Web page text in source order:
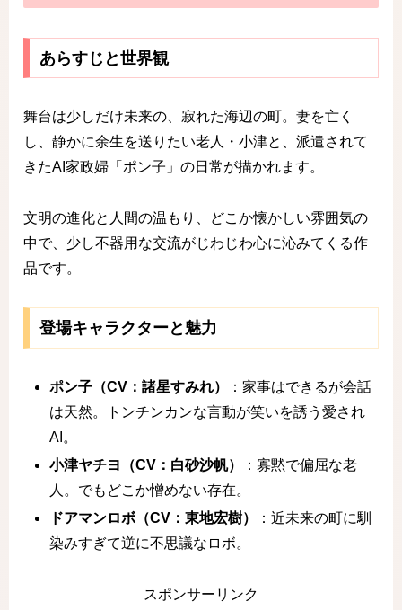
あらすじと世界観
舞台は少しだけ未来の、寂れた海辺の町。妻を亡く
し、静かに余生を送りたい老人・小津と、派遣されて
きたAI家政婦「ポン子」の日常が描かれます。
文明の進化と人間の温もり、どこか懐かしい雰囲気の
中で、少し不器用な交流がじわじわ心に沁みてくる作
品です。
登場キャラクターと魅力
ポン子（CV：諸星すみれ）
：家事はできるが会話
は天然。トンチンカンな言動が笑いを誘う愛され
AI。
小津ヤチヨ（CV：白砂沙帆）
：寡黙で偏屈な老
人。でもどこか憎めない存在。
ドアマンロボ（CV：東地宏樹）
：近未来の町に馴
染みすぎて逆に不思議なロボ。
スポンサーリンク